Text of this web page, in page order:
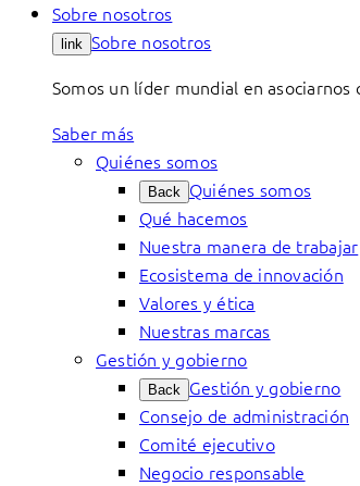
Sobre nosotros
link Sobre nosotros
Somos un líder mundial en
Saber más
Quiénes somos
Back Quiénes somos
Qué hacemos
Nuestra manera de trabajar
Ecosistema de innovación
Valores y ética
Nuestras marcas
Gestión y gobierno
Back Gestión y gobierno
Consejo de administración
Comité ejecutivo
Negocio responsable